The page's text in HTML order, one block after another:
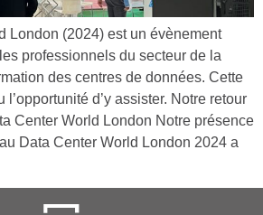
London (2024) est un évènement
professionnels du secteur de la
des centres de données. Cette
d’y assister. Notre retour
Center World London Notre présence
Data Center World London 2024 a